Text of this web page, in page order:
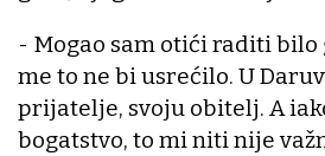
- Mogao sam otići raditi bilo
me to ne bi usrećilo. U
prijatelje, svoju obitelj. A
bogatstvo, to mi niti nije